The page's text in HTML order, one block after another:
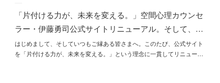
「片付ける力が、未来を変える。」空間心理カウンセ
ラー・伊藤勇司公式サイトリニューアル。そして、…
はじめまして、そしていつもご縁ある皆さまへ。このたび、公式サイト
を「片付ける力が、未来を変える。」という理念に一貫してリニュー…